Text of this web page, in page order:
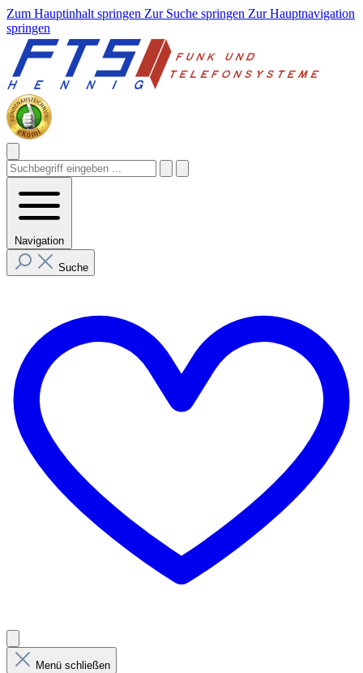
Zum Hauptinhalt springen Zur Suche springen Zur Hauptnavigation
springen
Navigation
Suche
Menü schließen